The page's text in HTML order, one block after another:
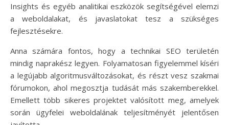
Insights és egyéb analitikai eszközök segítségével elemzi
a weboldalakat, és javaslatokat tesz a szükséges
fejlesztésekre.
Anna számára fontos, hogy a technikai SEO területén
mindig naprakész legyen. Folyamatosan figyelemmel kíséri
a legújabb algoritmusváltozásokat, és részt vesz szakmai
fórumokon, ahol megosztja tudását más szakemberekkel.
Emellett több sikeres projektet valósított meg, amelyek
során ügyfelei weboldalának teljesítményét jelentősen